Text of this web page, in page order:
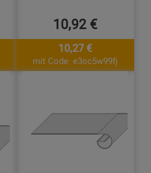
10,92 €
10,27 €
mit Code: e3oc5w99fj